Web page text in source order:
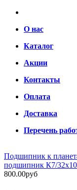
О нас
Каталог
Акции
Контакты
Оплата
Доставка
Перечень
Подшипник к
подшипник К7/
800.00руб